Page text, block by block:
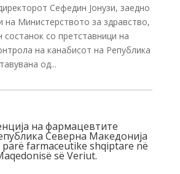
Сефедин Јонузи, заедно
на Министерството за здравство,
со претставници на
на канабисот на Република
од...
на фармацевтите
Северна Македонија
farmaceutike shqiptare në
së Veriut.